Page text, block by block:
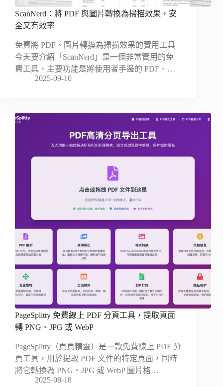
ScanNerd：將 PDF 與圖片轉換為掃描效果，安
全又有效率
免費將 PDF、圖片轉換為掃描效果的實用工具
今天要介紹「ScanNerd」是一個非常實用的免
費工具，主要功能是將使用者手邊的 PDF、…
2025-09-10
PageSplitty 免費線上 PDF 分頁工具，提取頁面
轉 PNG、JPG 或 WebP
PageSplitty（頁頁精靈）是一款免費線上 PDF 分
頁工具，用於提取 PDF 文件的特定頁面，同時
將它轉換為 PNG、JPG 或 WebP 圖片格…
2025-08-18